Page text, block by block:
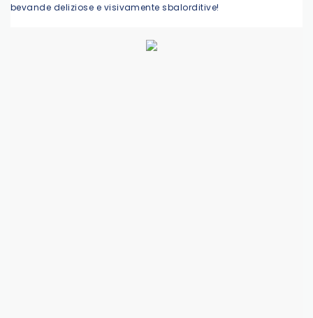
bevande deliziose e visivamente sbalorditive!